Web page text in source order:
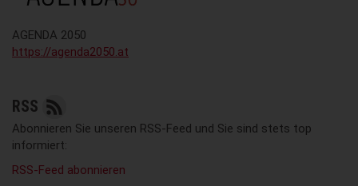
AGENDA 2050
https://agenda2050.at
RSS
Abonnieren Sie unseren RSS-Feed und Sie sind stets top
informiert:
RSS-Feed abonnieren